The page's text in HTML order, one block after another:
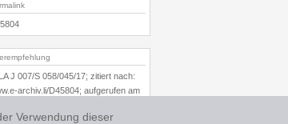
J 007/S 058/045/17; zitiert nach:
archiv.li/D45804; aufgerufen am
Verwendung dieser